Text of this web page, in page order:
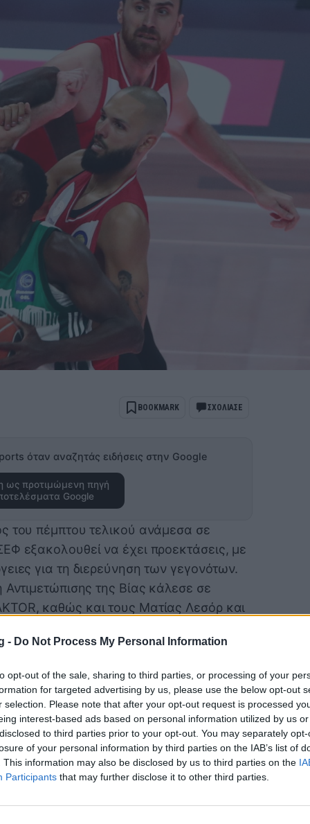
- Do Not Process My Personal Information
opt-out of the sale, sharing to third parties, or processing of your
for targeted advertising by us, please use the below opt-out
selection. Please note that after your opt-out request is processed
interest-based ads based on personal information utilized by us
to third parties prior to your opt-out. You may separately
of your personal information by third parties on the IAB’s list of
This information may also be disclosed by us to third parties on the
Participants that may further disclose it to other third parties.
BOOKMARK ΣΧΟΛΙΑΣΕ
όταν αναζητάς ειδήσεις στην Google
ως προτιμώμενη πηγή
Google
του πέμπτου τελικού ανάμεσα σε
εξακολουθεί να έχει προεκτάσεις, με
για τη διερεύνηση των γεγονότων.
της Βίας κάλεσε σε
καθώς και τους Ματίας Λεσόρ και
που φέρονται να σημειώθηκαν μετά
ότι η κλήση αφορά «σοβαρό
αθλητισμό και φέρεται ότι έλαβε
της ΚΑΕ Παναθηναϊκός με την
στοιχεία για όσα συνέβησαν στους